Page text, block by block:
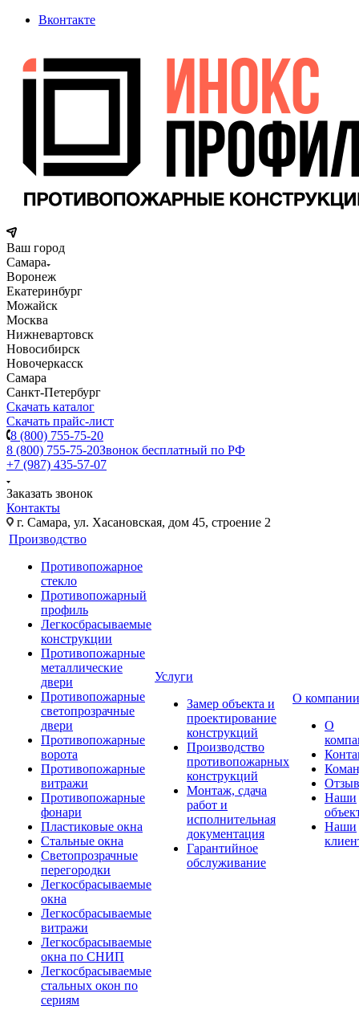
Вконтакте
Ваш город
Самара
Воронеж
Екатеринбург
Можайск
Москва
Нижневартовск
Новосибирск
Новочеркасск
Самара
Санкт-Петербург
Скачать каталог
Скачать прайс-лист
8 (800) 755-75-20
8 (800) 755-75-20Звонок бесплатный по РФ
+7 (987) 435-57-07
Заказать звонок
Контакты
г. Самара, ул. Хасановская, дом 45, строение 2
Производство
Противопожарное
стекло
Противопожарный
профиль
Легкосбрасываемые
конструкции
Противопожарные
металлические
двери
Противопожарные
светопрозрачные
двери
Противопожарные
ворота
Противопожарные
витражи
Противопожарные
фонари
Пластиковые окна
Стальные окна
Светопрозрачные
перегородки
Легкосбрасываемые
окна
Легкосбрасываемые
витражи
Легкосбрасываемые
окна по СНИП
Легкосбрасываемые
стальных окон по
сериям
Услуги
Замер объекта и
проектирование
конструкций
Производство
противопожарных
конструкций
Монтаж, сдача
работ и
исполнительная
документация
Гарантийное
обслуживание
О компании
О
Наши
Наши